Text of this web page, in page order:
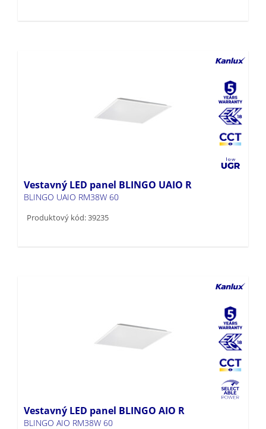
Vestavný LED panel BLINGO UAIO R
BLINGO UAIO RM38W 60
Produktový kód: 39235
Vestavný LED panel BLINGO AIO R
BLINGO AIO RM38W 60